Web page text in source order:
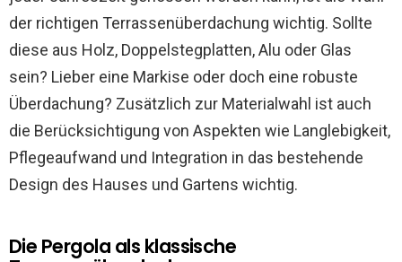
der richtigen Terrassenüberdachung wichtig. Sollte
diese aus Holz, Doppelstegplatten, Alu oder Glas
sein? Lieber eine Markise oder doch eine robuste
Überdachung? Zusätzlich zur Materialwahl ist auch
die Berücksichtigung von Aspekten wie Langlebigkeit,
Pflegeaufwand und Integration in das bestehende
Design des Hauses und Gartens wichtig.
Die Pergola als klassische